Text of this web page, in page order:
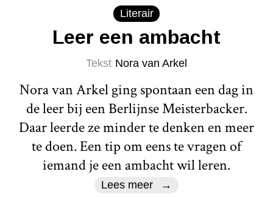
Literair
Leer een ambacht
Tekst Nora van Arkel
Nora van Arkel ging spontaan een dag in
de leer bij een Berlijnse Meisterbacker.
Daar leerde ze minder te denken en meer
te doen. Een tip om eens te vragen of
iemand je een ambacht wil leren.
Lees meer